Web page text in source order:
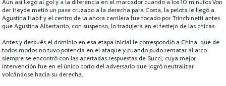
Aún así llegó al gol y a la diferencia en el marcador cuando a los 10 minutos Von
der Heyde metió un pase cruzado a la derecha para Costa, la pelota le llegó a
Agustina Habif y el centro de la ahora carrilera fue tocado por Trinchinetti antes
que Agustina Albertarrio, con suspenso, lo tradujera en el festejo de las chicas.
Antes y después el dominio en esa etapa inicial le correspondió a China, que de
todos modos no tuvo potencia en el ataque y cuando pudo rematar al arco
siempre se encontró con las acertadas respuestas de Succi, cuya mejor
intervención fue en el único corto del adversario que logró neutralizar
volcándose hacia su derecha.